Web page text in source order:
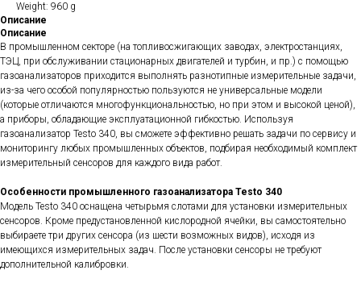
Weight: 960 g
Описание
Описание
В промышленном секторе (на топливосжигающих заводах, электростанциях,
ТЭЦ, при обслуживании стационарных двигателей и турбин, и пр.) с помощью
газоанализаторов приходится выполнять разнотипные измерительные задачи,
из-за чего особой популярностью пользуются не универсальные модели
(которые отличаются многофункциональностью, но при этом и высокой ценой),
а приборы, обладающие эксплуатационной гибкостью. Используя
газоанализатор Testo 340, вы сможете эффективно решать задачи по сервису и
мониторингу любых промышленных объектов, подбирая необходимый комплект
измерительный сенсоров для каждого вида работ.
Особенности промышленного газоанализатора Testo 340
Модель Testo 340 оснащена четырьмя слотами для установки измерительных
сенсоров. Кроме предустановленной кислородной ячейки, вы самостоятельно
выбираете три других сенсора (из шести возможных видов), исходя из
имеющихся измерительных задач. После установки сенсоры не требуют
дополнительной калибровки.